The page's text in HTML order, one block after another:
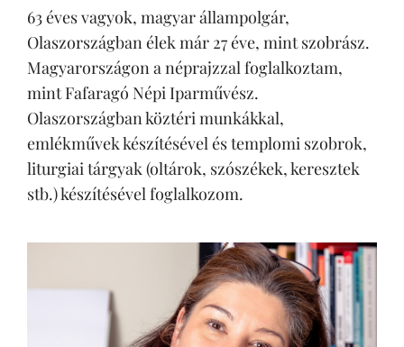
63 éves vagyok, magyar állampolgár,
Olaszországban élek már 27 éve, mint szobrász.
Magyarországon a néprajzzal foglalkoztam,
mint Fafaragó Népi Iparművész.
Olaszországban köztéri munkákkal,
emlékművek készítésével és templomi szobrok,
liturgiai tárgyak (oltárok, szószékek, keresztek
stb.) készítésével foglalkozom.